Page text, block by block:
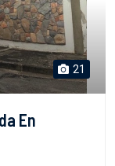
21
En